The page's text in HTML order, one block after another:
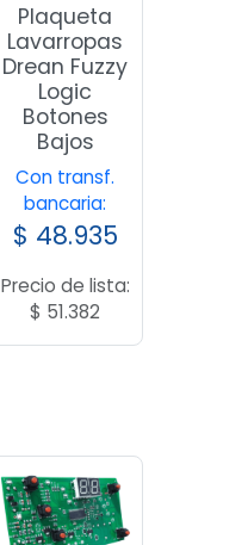
Plaqueta
Lavarropas
Drean Fuzzy
Logic
Botones
Bajos
Con transf.
bancaria:
$ 48.935
Precio de lista:
$ 51.382